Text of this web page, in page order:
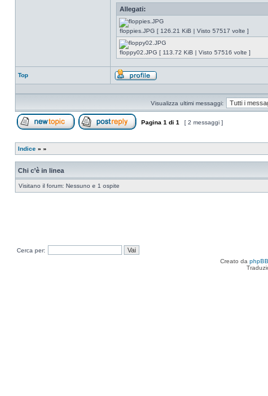
Allegati:
floppies.JPG [ 126.21 KiB | Visto 57517 volte ]
floppy02.JPG [ 113.72 KiB | Visto 57516 volte ]
Top
Profilo
Visualizza ultimi messaggi:
Pagina 1 di 1 [ 2 messaggi ]
Indice » »
Chi c’è in linea
Visitano il forum: Nessuno e 1 ospite
Cerca per:
Creato da phpBB